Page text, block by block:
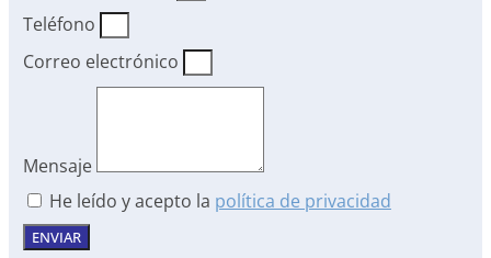
Teléfono
Correo electrónico
Mensaje
He leído y acepto la política de privacidad
ENVIAR